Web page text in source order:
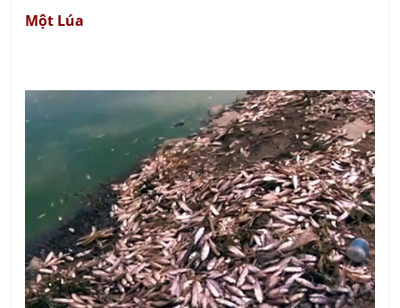
Một Lúa